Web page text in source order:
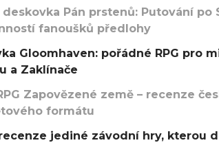
deskovka Pán prstenů: Putování po
fanoušků předlohy
Gloomhaven: pořádné RPG pro
a Zaklínače
Zapovězené země – recenze
formátu
jediné závodní hry, kterou